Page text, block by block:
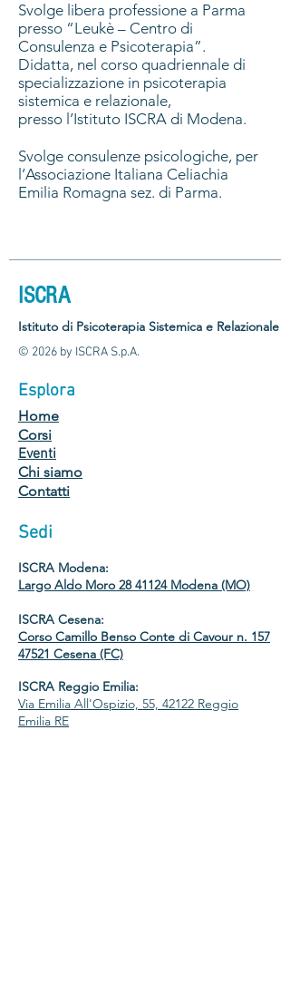
Svolge libera professione a Parma
presso “Leukè – Centro di
Consulenza e Psicoterapia”.
Didatta, nel corso quadriennale di
specializzazione in psicoterapia
sistemica e relazionale,
presso l’Istituto ISCRA di Modena.
Svolge consulenze psicologiche, per
l’Associazione Italiana Celiachia
Emilia Romagna sez. di Parma.
ISCRA
Istituto di Psicoterapia Sistemica e Relazionale
© 2026 by ISCRA S.p.A.
Esplora
Home
Corsi
Eventi
Chi siamo
Contatti
Sedi
ISCRA Modena:
Largo Aldo Moro 28 41124 Modena (MO)
ISCRA Cesena:
Corso Camillo Benso Conte di Cavour n. 157
47521 Cesena (FC)
ISCRA Reggio Emilia:
Via Emilia All'Ospizio, 55, 42122 Reggio
Emilia RE